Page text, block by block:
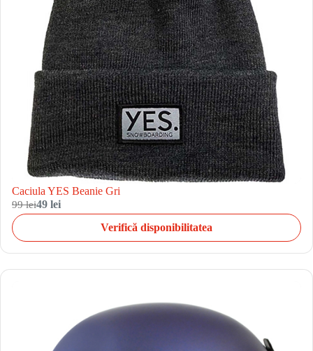
Caciula YES Beanie Gri
99 lei49 lei
Verifică disponibilitatea